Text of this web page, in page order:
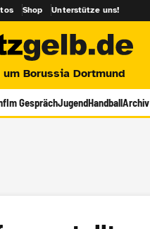
Shop Unterstütze uns!
Borussia Dortmund
Im GesprächJugendHandballArchiv